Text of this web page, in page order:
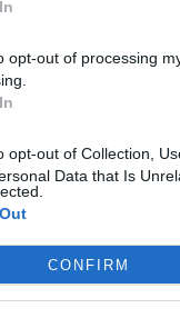
Data that Is
CONFIRM
servizio e strutture
e mirato, rafforzando
qualità della
della tua città